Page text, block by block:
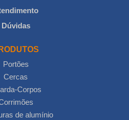
Dúvidas
Portões
Cercas
Corpos
de alumínio